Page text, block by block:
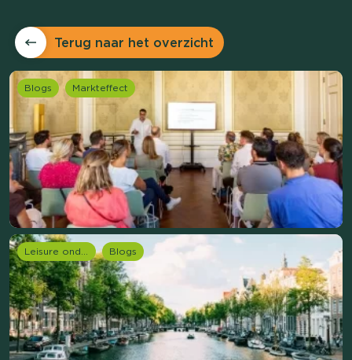
Terug naar het overzicht
Blogs Markteffect
Blogs